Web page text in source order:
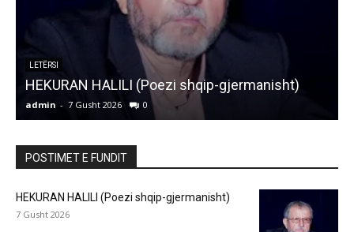
Tirana nuk kishte shkrimtarë/publicistë… –
thonë ende komunistët e tollonave
admin - 7 Gusht 2026 0
POSTIMET E FUNDIT
HEKURAN HALILI (Poezi shqip-gjermanisht)
7 Gusht 2026